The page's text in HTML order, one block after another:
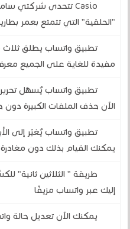
"الحلقية" التي تتمتع بعمر
تطبيق واتساب يطلق
مفيدة للغاية على الجميع
تطبيق واتساب يُسهّل
الآن حذف الملفات الكبيرة
تطبيق واتساب يُغيّر إلى
يمكنك القيام بذلك دون مغادرة
طريقة " الثلاثين ثانية"
إليك عبر واتساب مزيفًا
يمكنك الآن تعديل حالة